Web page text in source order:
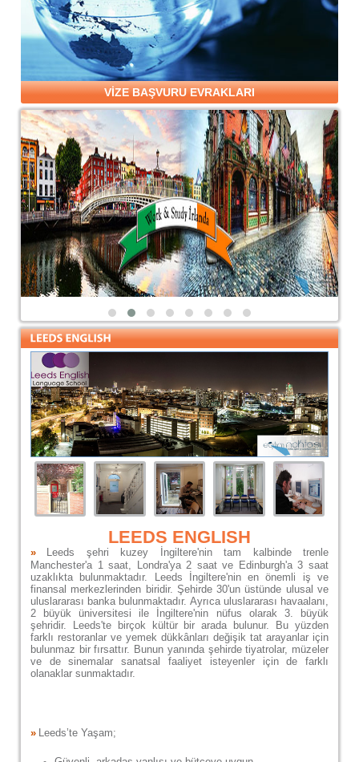
VİZE BAŞVURU EVRAKLARI
LEEDS ENGLISH
»
Leeds şehri kuzey İngiltere'nin tam kalbinde trenle
Manchester'a 1 saat, Londra'ya 2 saat ve Edinburgh'a 3 saat
uzaklıkta bulunmaktadır. Leeds İngiltere'nin en önemli iş ve
finansal merkezlerinden biridir. Şehirde 30'un üstünde ulusal ve
uluslararası banka bulunmaktadır. Ayrıca uluslararası havaalanı,
2 büyük üniversitesi ile İngiltere'nin nüfus olarak 3. büyük
şehridir. Leeds'te birçok kültür bir arada bulunur. Bu yüzden
farklı restoranlar ve yemek dükkânları değişik tat arayanlar için
bulunmaz bir fırsattır. Bunun yanında şehirde tiyatrolar, müzeler
ve de sinemalar sanatsal faaliyet isteyenler için de farklı
olanaklar sunmaktadır.
» Leeds’te Yaşam;